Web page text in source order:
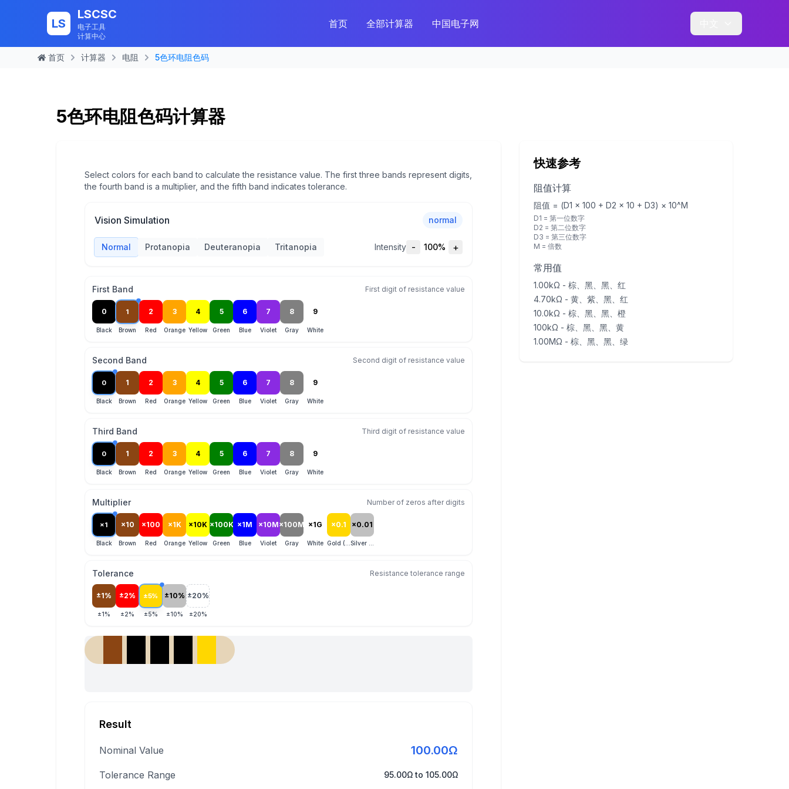
LS
LSCSC
电子工具
计算中心
首页 全部计算器 中国电子网
首页 计算器 电阻 5色环电阻色码
5色环电阻色码计算器
Select colors for each band to calculate the resistance value. The first three bands represent digits,
the fourth band is a multiplier, and the fifth band indicates tolerance.
Vision Simulation normal
Normal Protanopia Deuteranopia Tritanopia Intensity - 100% +
First Band First digit of resistance value
0
Black
1
Brown
2
Red
3
Orange
4
Yellow
5
Green
6
Blue
7
Violet
8
Gray
9
White
Second Band Second digit of resistance value
0
Black
1
Brown
2
Red
3
Orange
4
Yellow
5
Green
6
Blue
7
Violet
8
Gray
9
White
Third Band Third digit of resistance value
0
Black
1
Brown
2
Red
3
Orange
4
Yellow
5
Green
6
Blue
7
Violet
8
Gray
9
White
Multiplier Number of zeros after digits
×1
Black
×10
Brown
×100
Red
×1K
Orange
×10K
Yellow
×100K
Green
×1M
Blue
×10M
Violet
×100M
Gray
×1G
White
×0.1 ×0.01
Tolerance Resistance tolerance range
±1%
±1%
±2%
±2%
±5%
±5%
±10%
±10%
±20%
±20%
Result
Nominal Value 100.00Ω
Tolerance Range 95.00Ωto105.00Ω
快速参考
阻值计算
阻值 = (D1 × 100 + D2 × 10 + D3) × 10^M
D1 = 第一位数字
D2 = 第二位数字
D3 = 第三位数字
M = 倍数
常用值
1.00kΩ - 棕、黑、黑、红
4.70kΩ - 黄、紫、黑、红
10.0kΩ - 棕、黑、黑、橙
100kΩ - 棕、黑、黑、黄
1.00MΩ - 棕、黑、黑、绿